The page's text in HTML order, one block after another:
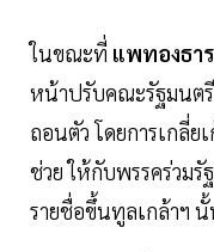
ในขณะที่ แพทองธา
หน้าปรับคณะรัฐมนตรี
ถอนตัว โดยการเกลี่ย
ช่วย ให้กับพรรคร่วมรั
รายชื่อขึ้นทูลเกล้าฯ